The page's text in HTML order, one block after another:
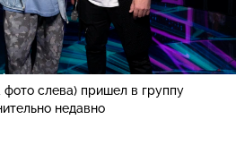
фото слева) пришел в группу
недавно